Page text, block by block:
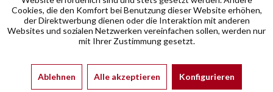
Cookies, die den Komfort bei Benutzung dieser Website erhöhen,
der Direktwerbung dienen oder die Interaktion mit anderen
Websites und sozialen Netzwerken vereinfachen sollen, werden nur
mit Ihrer Zustimmung gesetzt.
Ablehnen Alle akzeptieren Konfigurieren